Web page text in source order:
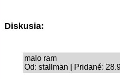
Diskusia:
malo ram
Od: stallman | Pridané: